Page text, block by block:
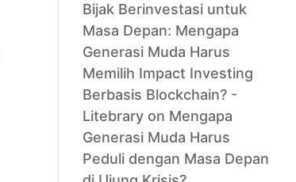
Bijak Berinvestasi untuk
Masa Depan: Mengapa
Generasi Muda Harus
Memilih Impact Investing
Berbasis Blockchain? -
Litebraryon Mengapa
Generasi Muda Harus
Peduli dengan Masa Depan